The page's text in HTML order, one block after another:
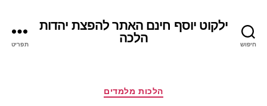
חיפוש
ילקוט יוסף חינם האתר להפצת יהדות
הלכה
תפריט
קטגוריות
הלכות מלמדים